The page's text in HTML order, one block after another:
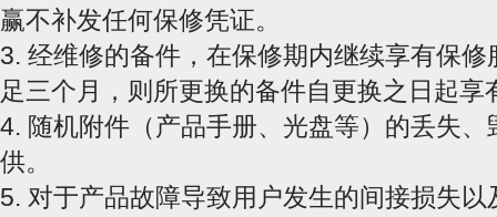
赢不补发任何保修凭证。
3. 经维修的备件，在保修期内继续享有保
足三个月，则所更换的备件自更换之日起享
4. 随机附件（产品手册、光盘等）的丢失
供。
5. 对于产品故障导致用户发生的间接损失